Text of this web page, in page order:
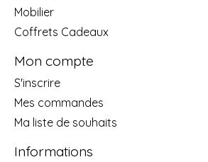
Mobilier
Coffrets Cadeaux
Mon compte
S'inscrire
Mes commandes
Ma liste de souhaits
Informations